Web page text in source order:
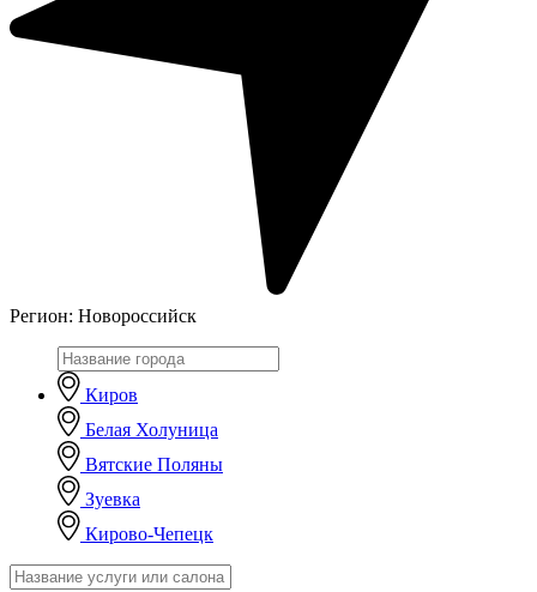
Регион: Новороссийск
Киров
Белая Холуница
Вятские Поляны
Зуевка
Кирово-Чепецк